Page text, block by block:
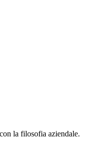
la filosofia aziendale.